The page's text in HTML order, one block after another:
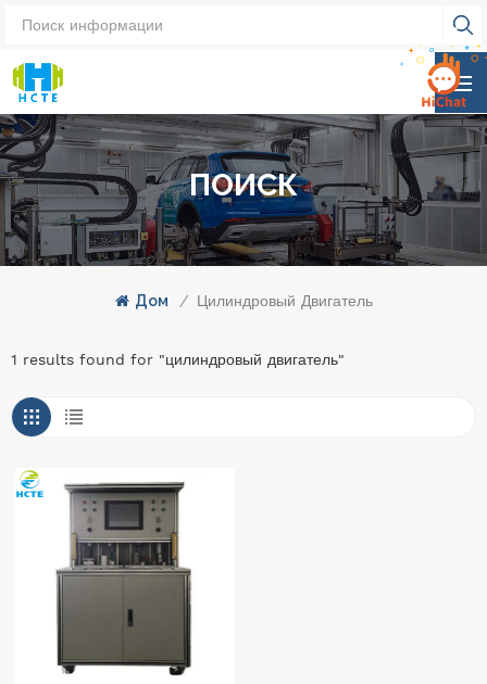
ПОИСК
Дом / Цилиндровый Двигатель
1 results found for "цилиндровый двигатель"